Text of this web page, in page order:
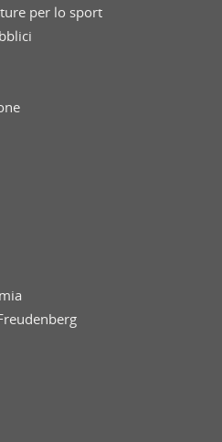
per lo sport